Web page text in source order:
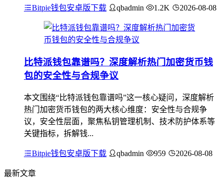
Bitpie钱包安卓版下载 qbadmin 1.2K 2026-08-08
比特派钱包靠谱吗？深度解析热门加密货币钱
包的安全性与合规争议
本文围绕“比特派钱包靠谱吗”这一核心疑问，深度解析
热门加密货币钱包的两大核心维度：安全性与合规争
议，安全性层面，聚焦私钥管理机制、技术防护体系等
关键指标，拆解钱...
Bitpie钱包安卓版下载 qbadmin 959 2026-08-08
最新文章